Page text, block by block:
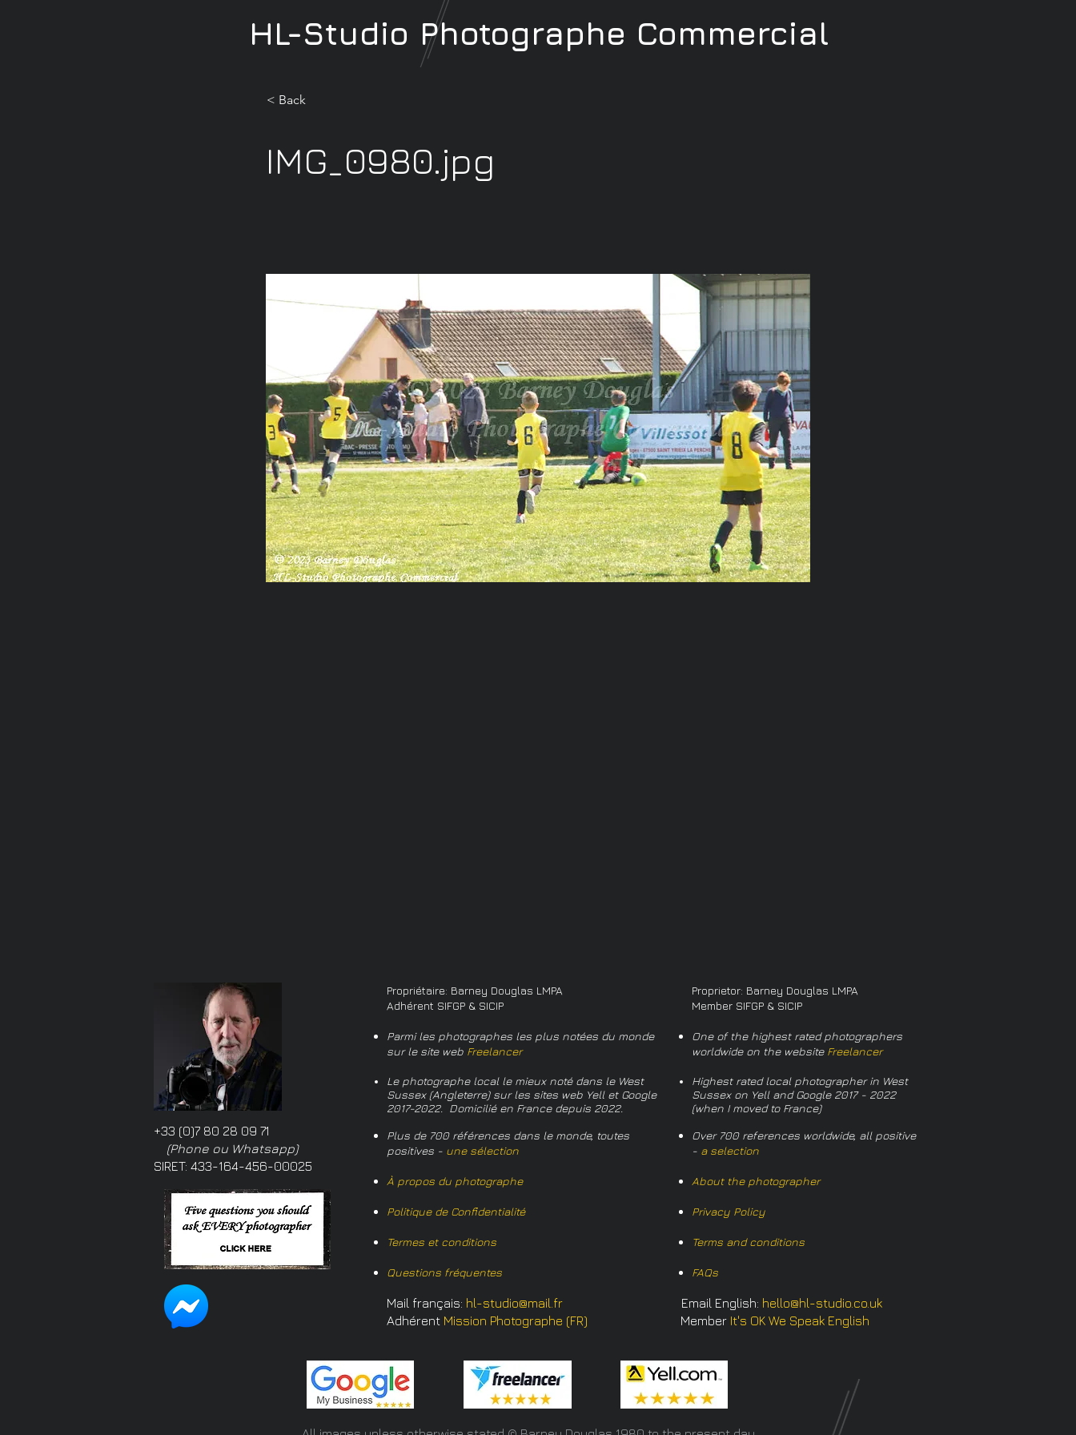
< Back
IMG_0980.jpg
HL-Studio Photographe Commercial
+33 (0)7 80 28 09 71
(Phone ou Whatsapp)
SIRET: 433-164-456-00025
Propriétaire: Barney Douglas LMPA
Adhérent SIFGP & SICIP
Parmi les photographes les plus notées du monde
sur le site web Freelancer
Le photographe local le mieux noté dans le West
Sussex (Angleterre) sur les sites web Yell et Google
2017-2022. Domicilié en France depuis 2022.
Plus de 700 références dans le monde, toutes
positives - une sélection
À propos du photographe
Politique de Confidentialité
Termes et conditions
Questions fréquentes
Proprietor: Barney Douglas LMPA
Member SIFGP & SICIP
One of the highest rated photographers
worldwide on the website Freelancer
Highest rated local photographer in West
Sussex on Yell and Google 2017 - 2022
(when I moved to France)
Over 700 references worldwide, all positive
- a selection
About the photographer
Privacy Policy
Terms and conditions
FAQs
Mail français: hl-studio@mail.fr Email English: hello@hl-studio.co.uk
Adhérent Mission Photographe (FR) Member It's OK We Speak English